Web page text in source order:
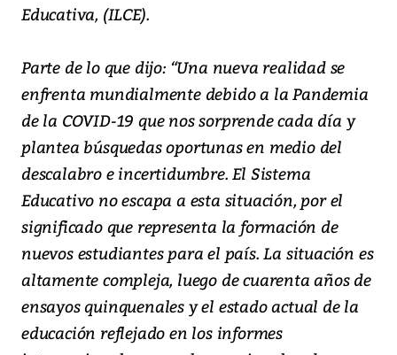
Educativa, (ILCE).
Parte de lo que dijo: “Una nueva realidad se
enfrenta mundialmente debido a la Pandemia
de la COVID-19 que nos sorprende cada día y
plantea búsquedas oportunas en medio del
descalabro e incertidumbre. El Sistema
Educativo no escapa a esta situación, por el
significado que representa la formación de
nuevos estudiantes para el país. La situación es
altamente compleja, luego de cuarenta años de
ensayos quinquenales y el estado actual de la
educación reflejado en los informes